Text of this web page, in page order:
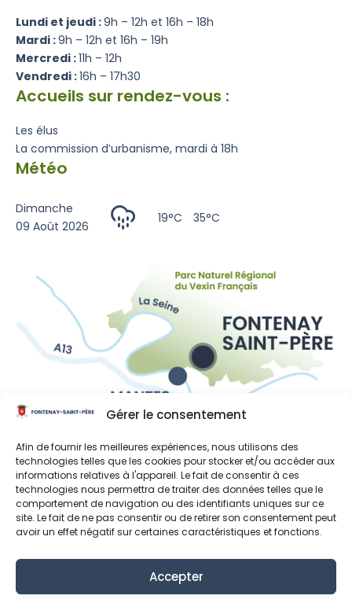
Gérer le consentement
Afin de fournir les meilleures expériences, nous utilisons des
technologies telles que les cookies pour stocker et/ou accéder aux
informations relatives à l'appareil. Le fait de consentir à ces
technologies nous permettra de traiter des données telles que le
comportement de navigation ou des identifiants uniques sur ce
site. Le fait de ne pas consentir ou de retirer son consentement peut
avoir un effet négatif sur certaines caractéristiques et fonctions.
Accepter
Lundi et jeudi :9h – 12h et 16h – 18h
Mardi :9h – 12h et 16h – 19h
Mercredi :11h – 12h
Vendredi :16h – 17h30
Accueils sur rendez-vous :
Les élus
La commission d’urbanisme, mardi à 18h
Météo
Dimanche
09 Août 2026
19°C 35°C
Région Île-de-France
Département des Yvelines
Grand Paris Seine et Oise
Parc naturel régional du Vexin français
Mentions Légales Données personnelles